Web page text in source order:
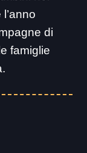
di
famiglie